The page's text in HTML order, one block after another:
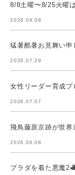
8/8土曜〜8/25火曜
2026.08.08
猛暑酷暑お見舞い申
2026.07.29
女性リーダー育成プ
2026.07.07
飛鳥藤原京跡が世界
2026.06.08
プラダを着た悪魔2